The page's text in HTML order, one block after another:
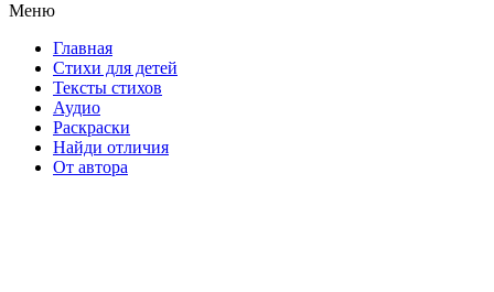
Меню
Главная
Стихи для детей
Тексты стихов
Аудио
Раскраски
Найди отличия
От автора